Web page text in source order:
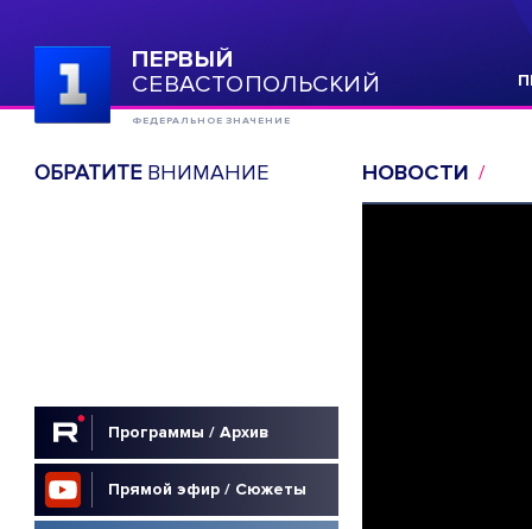
ПЕРВЫЙ
СЕВАСТОПОЛЬСКИЙ
ФЕДЕРАЛЬНОЕ ЗНАЧЕНИЕ
ОБРАТИТЕВНИМАНИЕ
Программы / Архив
Прямой эфир / Сюжеты
НОВОСТИ